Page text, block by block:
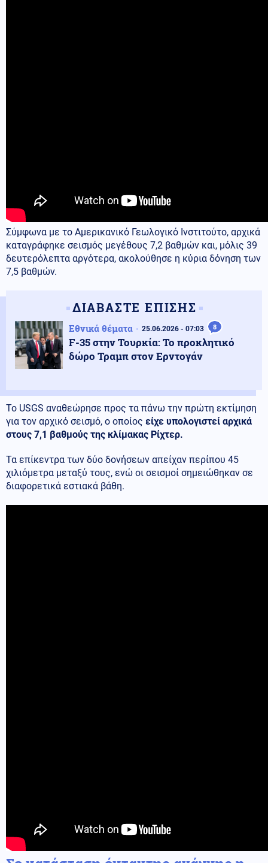
Σύμφωνα με το Αμερικανικό Γεωλογικό Ινστιτούτο, αρχικά
καταγράφηκε σεισμός μεγέθους 7,2 βαθμών και, μόλις 39
δευτερόλεπτα αργότερα, ακολούθησε η κύρια δόνηση των
7,5 βαθμών.
ΔΙΑΒΑΣΤΕ ΕΠΙΣΗΣ
Εθνικά θέματα 25.06.2026 - 07:03 8
F-35 στην Τουρκία: Το προκλητικό
δώρο Τραμπ στον Ερντογάν
Το USGS αναθεώρησε προς τα πάνω την πρώτη εκτίμηση
για τον αρχικό σεισμό, ο οποίος είχε υπολογιστεί αρχικά
στους 7,1 βαθμούς της κλίμακας Ρίχτερ.
Τα επίκεντρα των δύο δονήσεων απείχαν περίπου 45
χιλιόμετρα μεταξύ τους, ενώ οι σεισμοί σημειώθηκαν σε
διαφορετικά εστιακά βάθη.